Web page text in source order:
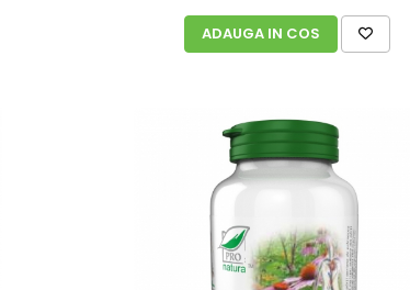
ADAUGA IN COS